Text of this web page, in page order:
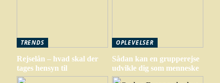
TRENDS
Rejselån – hvad skal der
tages hensyn til
OPLEVELSER
Sådan kan en grupperejse
udvikle dig som menneske